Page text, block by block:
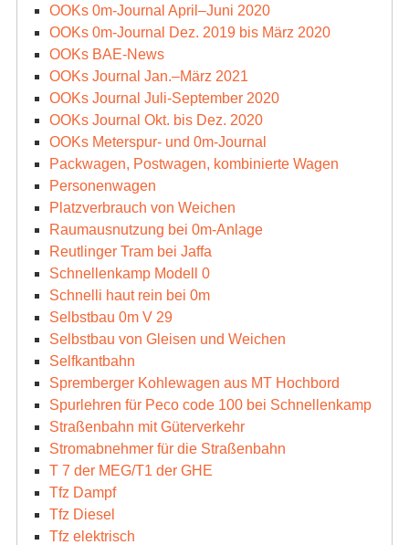
OOKs 0m-Journal April–Juni 2020
OOKs 0m-Journal Dez. 2019 bis März 2020
OOKs BAE-News
OOKs Journal Jan.–März 2021
OOKs Journal Juli-September 2020
OOKs Journal Okt. bis Dez. 2020
OOKs Meterspur- und 0m-Journal
Packwagen, Postwagen, kombinierte Wagen
Personenwagen
Platzverbrauch von Weichen
Raumausnutzung bei 0m-Anlage
Reutlinger Tram bei Jaffa
Schnellenkamp Modell 0
Schnelli haut rein bei 0m
Selbstbau 0m V 29
Selbstbau von Gleisen und Weichen
Selfkantbahn
Spremberger Kohlewagen aus MT Hochbord
Spurlehren für Peco code 100 bei Schnellenkamp
Straßenbahn mit Güterverkehr
Stromabnehmer für die Straßenbahn
T 7 der MEG/T1 der GHE
Tfz Dampf
Tfz Diesel
Tfz elektrisch